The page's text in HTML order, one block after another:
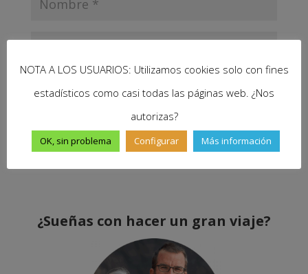
Enviar comentario
¿Sueñas con hacer un gran viaje?
NOTA A LOS USUARIOS: Utilizamos cookies solo con fines
estadísticos como casi todas las páginas web. ¿Nos
autorizas?
OK, sin problema Configurar Más información